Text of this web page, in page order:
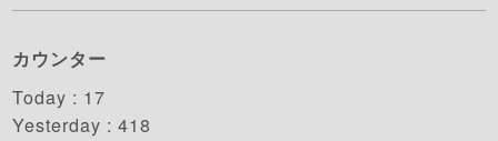
カウンター
Today : 17
Yesterday :418